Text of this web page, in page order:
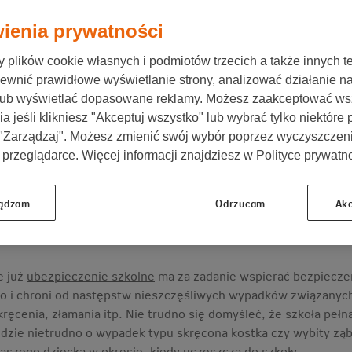
aby ubezpieczyć dziecko, a co ciekawe – nie
mają zastosowanie w praktyce.
obowiązków rodzinnych przynajmniej raz w roku pojawia
we wrześniu, kiedy wysyłasz dziecko do szkoły.
nie wykluczają się wzajemnie. Poznaj, czym się różnią i
ubezpieczenie szkolne?
już ubezpieczenie szkolne ma za zadanie wspierać
i chroni od następstw nieszczęśliwych wypadków
złamania itp. Nie trudno się domyśleć, że szkoła
nietrudno o wypadek typu skręcona kostka czy wybity
prywatności
plików cookie własnych i podmiotów trzecich a także innych
prawidłowe wyświetlanie strony, analizować działanie
wyświetlać dopasowane reklamy. Możesz zaakceptować
jeśli klikniesz "Akceptuj wszystko" lub wybrać tylko niektóre
Możesz zmienić swój wybór poprzez
Więcej informacji znajdziesz w Polityce
Odrzucam